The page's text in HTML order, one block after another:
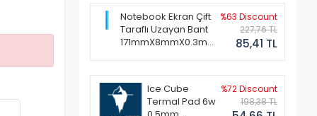
Notebook Ekran Çift
Taraflı Uzayan Bant
171mmX8mmX0.3mm
%63 Discount
227,76 TL
85,41 TL
Ice Cube
Termal Pad 6w
%72 Discount
198,38 TL